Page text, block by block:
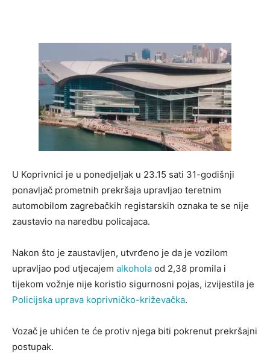
U Koprivnici je u ponedjeljak u 23.15 sati 31-godišnji
ponavljač prometnih prekršaja upravljao teretnim
automobilom zagrebačkih registarskih oznaka te se nije
zaustavio na naredbu policajaca.
Nakon što je zaustavljen, utvrđeno je da je vozilom
upravljao pod utjecajem alkohola od 2,38 promila i
tijekom vožnje nije koristio sigurnosni pojas, izvijestila je
Policijska uprava koprivničko-križevačka.
Vozač je uhićen te će protiv njega biti pokrenut prekršajni
postupak.